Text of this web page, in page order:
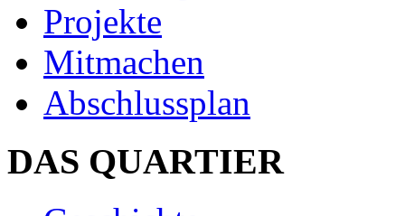
Projekte
Mitmachen
Abschlussplan
DAS QUARTIER